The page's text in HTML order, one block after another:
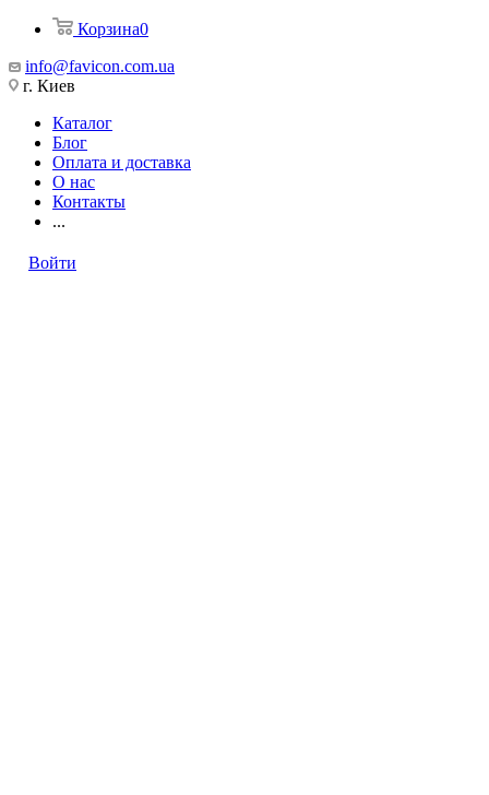
Корзина0
info@favicon.com.ua
г. Киев
Каталог
Блог
Оплата и доставка
О нас
Контакты
...
Войти